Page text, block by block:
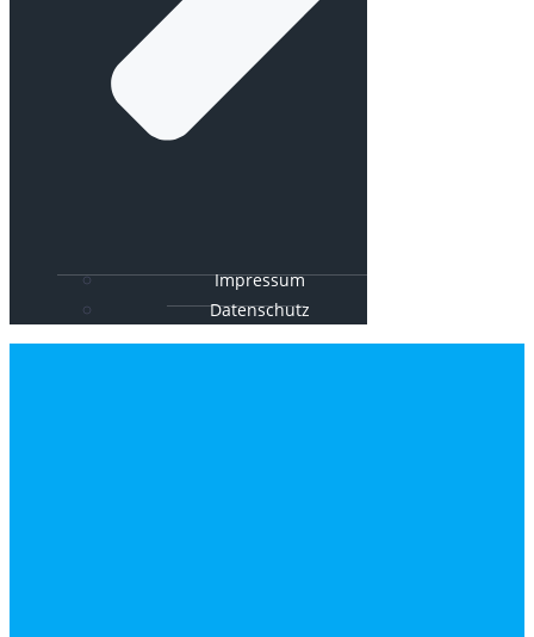
Impressum
Datenschutz